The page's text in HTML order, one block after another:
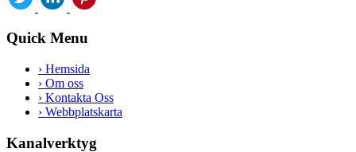
Quick Menu
› Hemsida
› Om oss
› Kontakta Oss
› Webbplatskarta
Kanalverktyg